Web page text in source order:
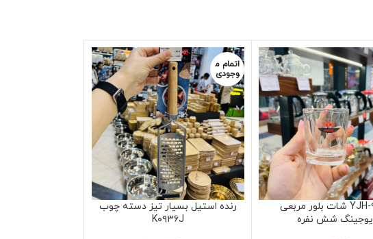
YJH-۹۰۰۲ شات بلور مربعی
یوجینگ شش نفره
اتمام م
وجودی
رنده استیل بسیار تیز دسته چوب
K۰۹۳۶J